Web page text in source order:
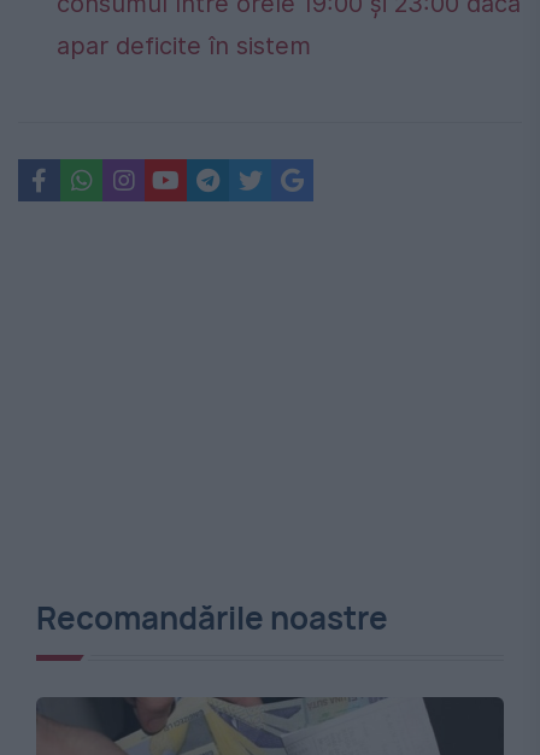
apar deficite în sistem
Recomandările noastre